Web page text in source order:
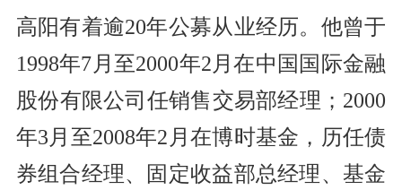
高阳有着逾20年公募从业经历。他曾于
1998年7月至2000年2月在中国国际金融
股份有限公司任销售交易部经理；2000
年3月至2008年2月在博时基金，历任债
券组合经理、固定收益部总经理、基金